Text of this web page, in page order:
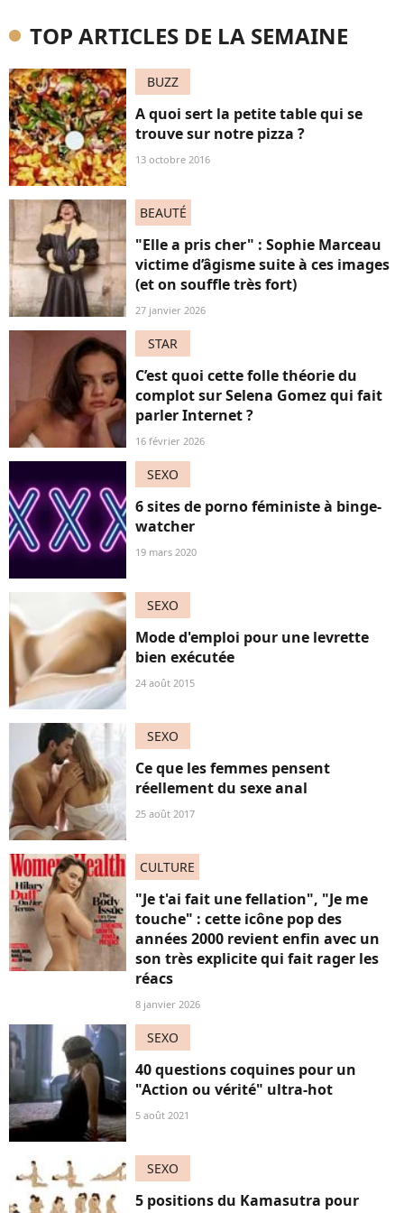
TOP ARTICLES DE LA SEMAINE
BUZZ
A quoi sert la petite table qui se
trouve sur notre pizza ?
13 octobre 2016
BEAUTÉ
"Elle a pris cher" : Sophie Marceau
victime d’âgisme suite à ces images
(et on souffle très fort)
27 janvier 2026
STAR
C’est quoi cette folle théorie du
complot sur Selena Gomez qui fait
parler Internet ?
16 février 2026
SEXO
6 sites de porno féministe à binge-
watcher
19 mars 2020
SEXO
Mode d'emploi pour une levrette
bien exécutée
24 août 2015
SEXO
Ce que les femmes pensent
réellement du sexe anal
25 août 2017
CULTURE
"Je t'ai fait une fellation", "Je me
touche" : cette icône pop des
années 2000 revient enfin avec un
son très explicite qui fait rager les
réacs
8 janvier 2026
SEXO
40 questions coquines pour un
"Action ou vérité" ultra-hot
5 août 2021
SEXO
5 positions du Kamasutra pour